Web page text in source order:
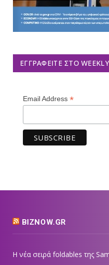
ΕΓΓΡΑΦΕΊΤΕ ΣΤΟ
Email Address *
BIZNOW.GR
Η νέα σειρά foldables της